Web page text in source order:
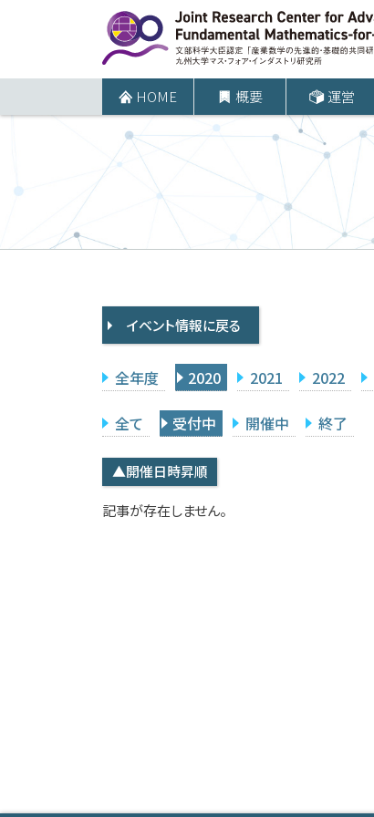
ツ
プ
HOME 概要 運営
イベント情報に戻る
全年度 2020 2021 2022
全て 受付中 開催中 終了
▲開催日時昇順
記事が存在しません。